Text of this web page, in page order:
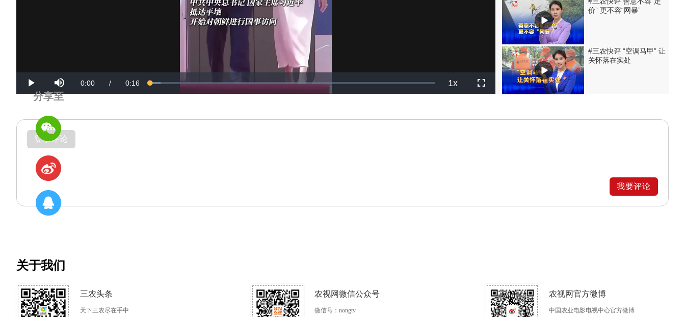
Video
Play Current
0:00 / Duration
0:16 Loaded:
0%
Progress:
0%
Rate
1x Fullscreen
价” 更不容“网暴”
#三农快评 “空调马甲” 让
关怀落在实处
登录评论
我要评论
关于我们
三农头条
天下三农尽在手中
农视网微信公众号
微信号：nongtv
农视网官方微博
中国农业电影电视中心官方微博
分享至